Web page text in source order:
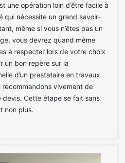
une opération loin d’être facile à
qui nécessite un grand savoir-
même si vous n’êtes pas un
vous devrez quand même
à respecter lors de votre choix
un bon repère sur la
d’un prestataire en travaux
vivement de
devis. Cette étape se fait sans
non plus.